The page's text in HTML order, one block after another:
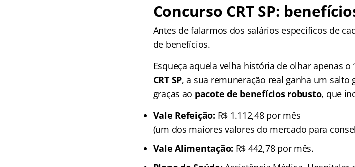
Concurso CRT SP:
Antes de falarmos dos salários específicos de
de benefícios.
Esqueça aquela velha história de olhar apenas o
CRT SP, a sua remuneração real ganha um
graças ao pacote de benefícios robusto, que
Vale Refeição: R$ 1.112,48 por mês
(um dos maiores valores do mercado para
Vale Alimentação: R$ 442,78 por mês.